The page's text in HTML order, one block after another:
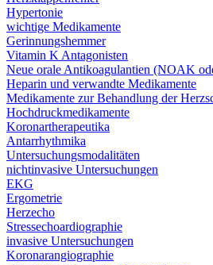
Hypertonie
wichtige Medikamente
Gerinnungshemmer
Vitamin K Antagonisten
Neue orale Antikoagulantien (NOAK
Heparin und verwandte Medikamente
Medikamente zur Behandlung der
Hochdruckmedikamente
Koronartherapeutika
Antarrhythmika
Untersuchungsmodalitäten
nichtinvasive Untersuchungen
EKG
Ergometrie
Herzecho
Stressechoardiographie
invasive Untersuchungen
Koronarangiographie